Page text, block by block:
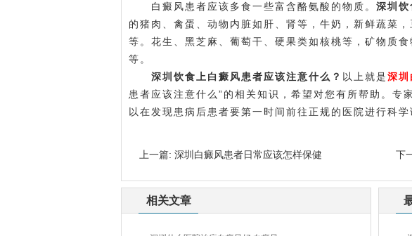
白癜风患者应该多食一些富含酪氨酸的物质。 深圳饮
的猪肉、禽蛋、动物内脏如肝、肾等，牛奶，新鲜蔬菜
等。花生、黑芝麻、葡萄干、硬果类如核桃等，矿物质
等。
深圳饮食上白癜风患者应该注意什么？ 以上就是深圳
患者应该注意什么”的相关知识，希望对您有所帮助。专
以在发现患病后患者要第一时间前往正规的医院进行科
上一篇: 深圳白癜风患者日常应该怎样保健 下
相关文章